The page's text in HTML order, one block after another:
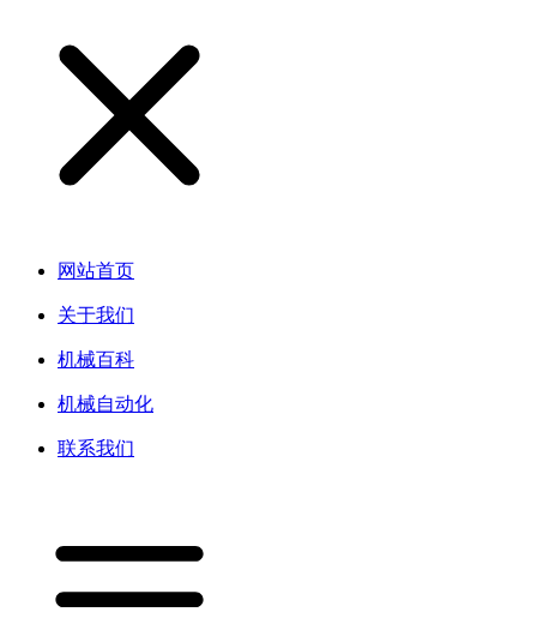
网站首页
关于我们
机械百科
机械自动化
联系我们